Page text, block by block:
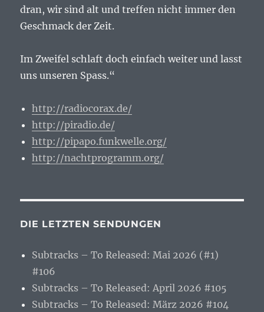
dran, wir sind alt und treffen nicht immer den
Geschmack der Zeit.
Im Zweifel schlaft doch einfach weiter und lasst
uns unseren Spass.“
http://radiocorax.de/
http://piradio.de/
http://pipapo.funkwelle.org/
http://nachtprogramm.org/
DIE LETZTEN SENDUNGEN
Subtracks – To Released: Mai 2026 (#1)
#106
Subtracks – To Released: April 2026 #105
Subtracks – To Released: März 2026 #104